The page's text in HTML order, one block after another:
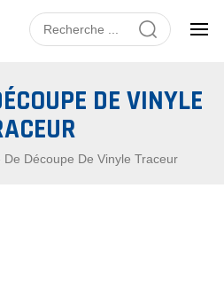
DE VINYLE
De Découpe De Vinyle Traceur